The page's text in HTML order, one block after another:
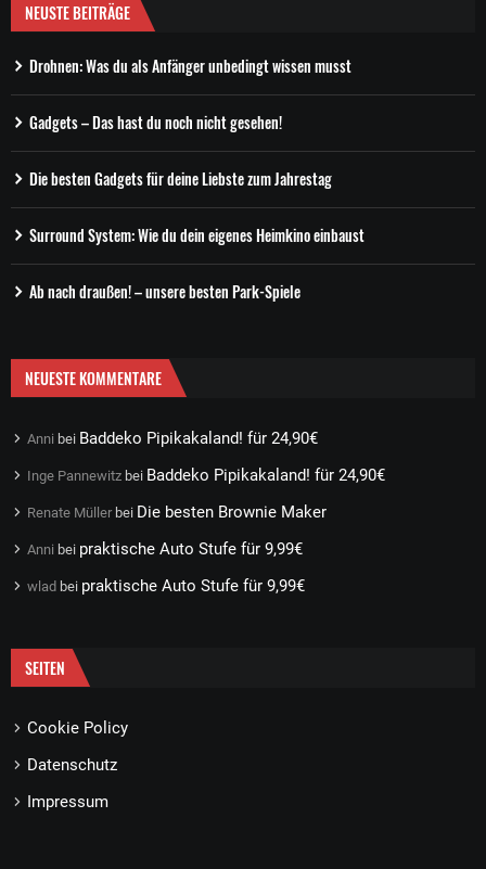
NEUSTE BEITRÄGE
Drohnen: Was du als Anfänger unbedingt wissen musst
Gadgets – Das hast du noch nicht gesehen!
Die besten Gadgets für deine Liebste zum Jahrestag
Surround System: Wie du dein eigenes Heimkino einbaust
Ab nach draußen! – unsere besten Park-Spiele
NEUESTE KOMMENTARE
Anni bei Baddeko Pipikakaland! für 24,90€
Inge Pannewitz bei Baddeko Pipikakaland! für 24,90€
Renate Müller bei Die besten Brownie Maker
Anni bei praktische Auto Stufe für 9,99€
wlad bei praktische Auto Stufe für 9,99€
SEITEN
Cookie Policy
Datenschutz
Impressum